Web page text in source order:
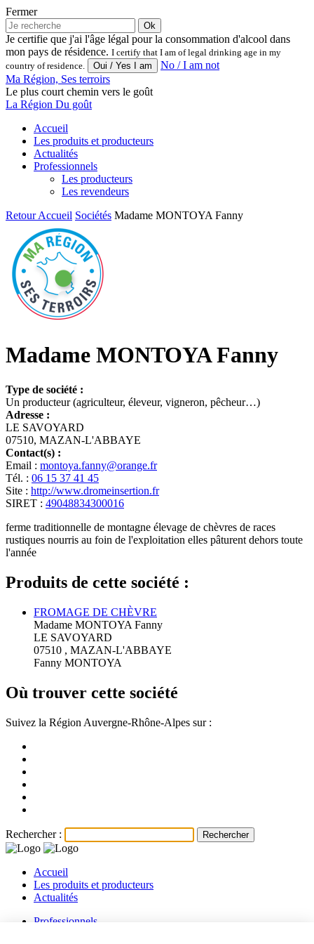
Fermer
Ok
Je certifie que j'ai l'âge légal pour la consommation d'alcool dans
mon pays de résidence. I certify that I am of legal drinking age in my
country of residence.
No / I am not
Ma Région, Ses terroirs
Le plus court chemin vers le goût
La Région Du goût
Accueil
Les produits et producteurs
Actualités
Professionnels
Les producteurs
Les revendeurs
RetourAccueil Sociétés Madame MONTOYA Fanny
Madame MONTOYA Fanny
Type de société :
Un producteur (agriculteur, éleveur, vigneron, pêcheur…)
Adresse :
LE SAVOYARD
07510, MAZAN-L'ABBAYE
Contact(s) :
Email : montoya.fanny@orange.fr
Tél. : 06 15 37 41 45
Site : http://www.dromeinsertion.fr
SIRET : 49048834300016
ferme traditionnelle de montagne élevage de chèvres de races
rustiques nourris au foin de l'exploitation elles pâturent dehors toute
l'année
Produits de cette société :
FROMAGE DE CHÈVRE
Madame MONTOYA Fanny
LE SAVOYARD
07510 , MAZAN-L'ABBAYE
Fanny MONTOYA
Où trouver cette société
Suivez la Région Auvergne-Rhône-Alpes sur :
Rechercher :
Accueil
Les produits et producteurs
Actualités
Professionnels